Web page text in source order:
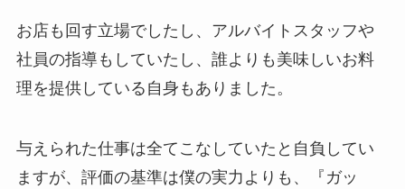
お店も回す立場でしたし、アルバイトスタッフや
社員の指導もしていたし、誰よりも美味しいお料
理を提供している自身もありました。
与えられた仕事は全てこなしていたと自負してい
ますが、評価の基準は僕の実力よりも、『ガッ